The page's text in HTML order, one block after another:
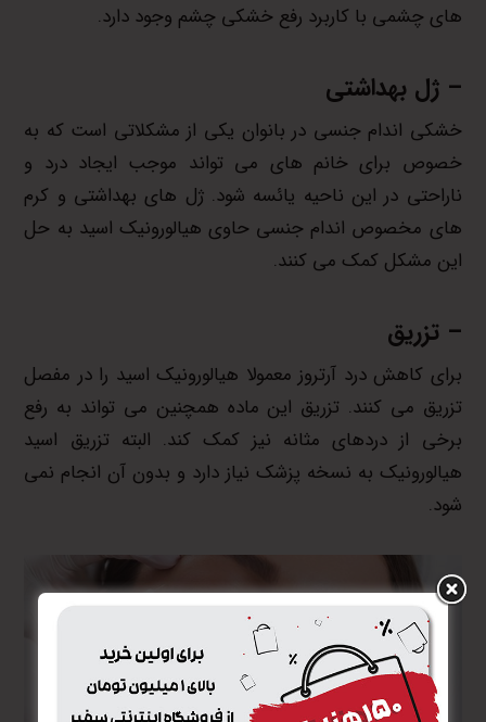
های چشمی با کاربرد رفع خشکی چشم وجود دارد.
– ژل بهداشتی
خشکی اندام جنسی در بانوان یکی از مشکلاتی است که به
خصوص برای خانم های می تواند موجب ایجاد درد و
ناراحتی در این ناحیه یائسه شود. ژل های بهداشتی و کرم
های مخصوص اندام جنسی حاوی هیالورونیک اسید به حل
این مشکل کمک می کنند.
– تزریق
برای کاهش درد آرتروز معمولا هیالورونیک اسید را در مفصل
تزریق می کنند. تزریق این ماده همچنین می تواند به رفع
برخی از دردهای مثانه نیز کمک کند. البته تزریق اسید
هیالورونیک به نسخه پزشک نیاز دارد و بدون آن انجام نمی
شود.